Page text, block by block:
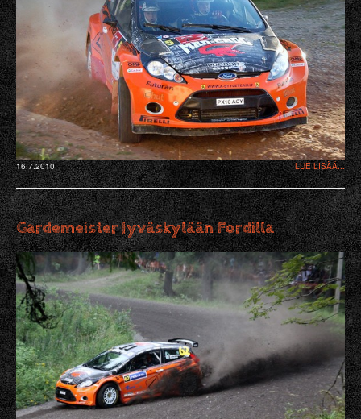
16.7.2010 LUE LISÄÄ...
Gardemeister Jyväskylään Fordilla